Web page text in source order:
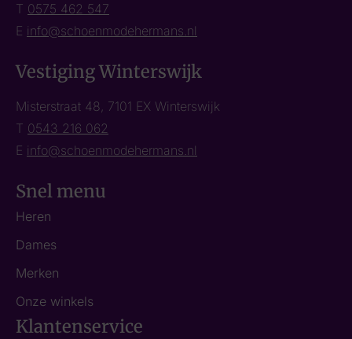
T 0575 462 547
E info@schoenmodehermans.nl
Vestiging Winterswijk
Misterstraat 48, 7101 EX Winterswijk
T 0543 216 062
E info@schoenmodehermans.nl
Snel menu
Heren
Dames
Merken
Onze winkels
Klantenservice